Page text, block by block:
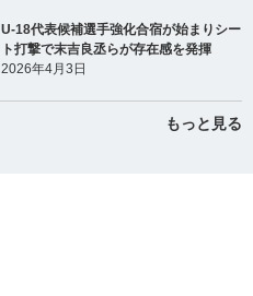
U-18代表候補選手強化合宿が始まりシー
ト打撃で末吉良丞らが存在感を発揮
2026年4月3日
もっと見る